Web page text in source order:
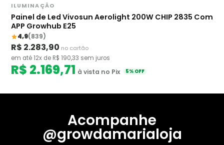
ILUMINAÇÃO
Painel de Led Vivosun Aerolight 200W CHIP 2835 Com
APP Growhub E25
4,9(839)
R$ 2.283,90 no cartão
em até 12x de R$ 190,33 sem juros
R$ 2.169,71 à vista no Pix 5% OFF
Acompanhe
@growdamarialoja